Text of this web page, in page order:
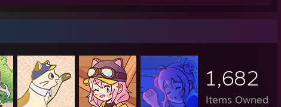
1,682
Items Owned